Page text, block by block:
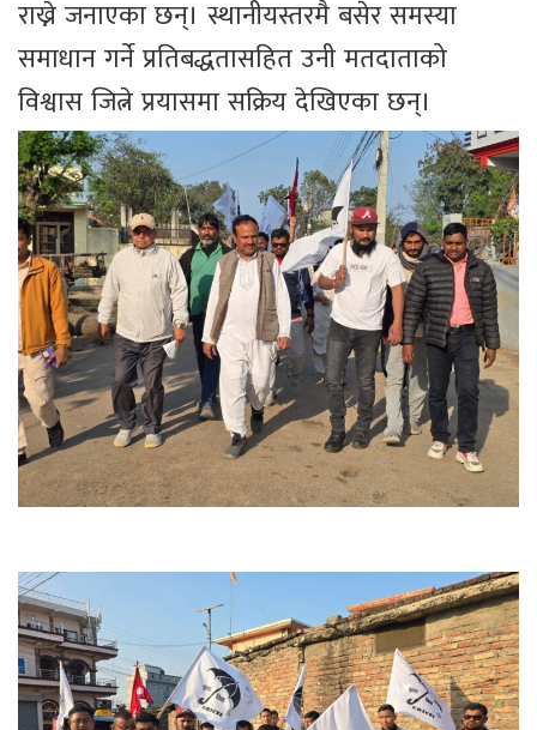
राख्ने जनाएका छन्। स्थानीयस्तरमै बसेर समस्या
समाधान गर्ने प्रतिबद्धतासहित उनी मतदाताको
विश्वास जित्ने प्रयासमा सक्रिय देखिएका छन्।